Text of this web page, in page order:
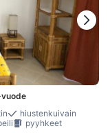
hiustenkuivain
pyyhkeet